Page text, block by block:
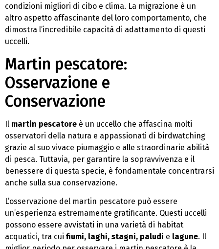
condizioni migliori di cibo e clima. La migrazione è un
altro aspetto affascinante del loro comportamento, che
dimostra l’incredibile capacità di adattamento di questi
uccelli.
Martin pescatore:
Osservazione e
Conservazione
Il martin pescatore è un uccello che affascina molti
osservatori della natura e appassionati di birdwatching
grazie al suo vivace piumaggio e alle straordinarie abilità
di pesca. Tuttavia, per garantire la sopravvivenza e il
benessere di questa specie, è fondamentale concentrarsi
anche sulla sua conservazione.
L’osservazione del martin pescatore può essere
un’esperienza estremamente gratificante. Questi uccelli
possono essere avvistati in una varietà di habitat
acquatici, tra cui fiumi, laghi, stagni, paludi e lagune. Il